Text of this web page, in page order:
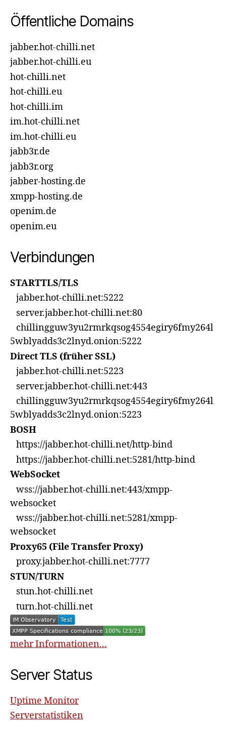
Öffentliche Domains
jabber.hot-chilli.net
jabber.hot-chilli.eu
hot-chilli.net
hot-chilli.eu
hot-chilli.im
im.hot-chilli.net
im.hot-chilli.eu
jabb3r.de
jabb3r.org
jabber-hosting.de
xmpp-hosting.de
openim.de
openim.eu
Verbindungen
STARTTLS/TLS
jabber.hot-chilli.net:5222
server.jabber.hot-chilli.net:80
chillingguw3yu2rmrkqsog4554egiry6fmy264l
5wblyadds3c2lnyd.onion:5222
Direct TLS (früher SSL)
jabber.hot-chilli.net:5223
server.jabber.hot-chilli.net:443
chillingguw3yu2rmrkqsog4554egiry6fmy264l
5wblyadds3c2lnyd.onion:5223
BOSH
https://jabber.hot-chilli.net/http-bind
https://jabber.hot-chilli.net:5281/http-bind
WebSocket
wss://jabber.hot-chilli.net:443/xmpp-
websocket
wss://jabber.hot-chilli.net:5281/xmpp-
websocket
Proxy65 (File Transfer Proxy)
proxy.jabber.hot-chilli.net:7777
STUN/TURN
stun.hot-chilli.net
turn.hot-chilli.net
mehr Informationen...
Server Status
Uptime Monitor
Serverstatistiken